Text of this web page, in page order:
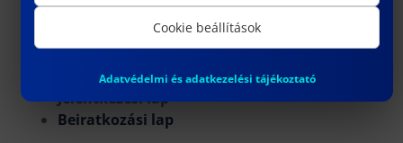
Precíziós gazdálkodási szakmérnök (xls)
Precíziós gazdálkodási szakember (xls)
Tantárgyi leírások
Tantárgyi tematikák
Jelentkezési lap
Beiratkozási lap
Cookie beállítások
Adatvédelmi és adatkezelési tájékoztató